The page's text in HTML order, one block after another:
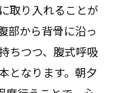
取り入れることが
部から背骨に沿っ
ちつつ、腹式呼吸
となります。朝夕